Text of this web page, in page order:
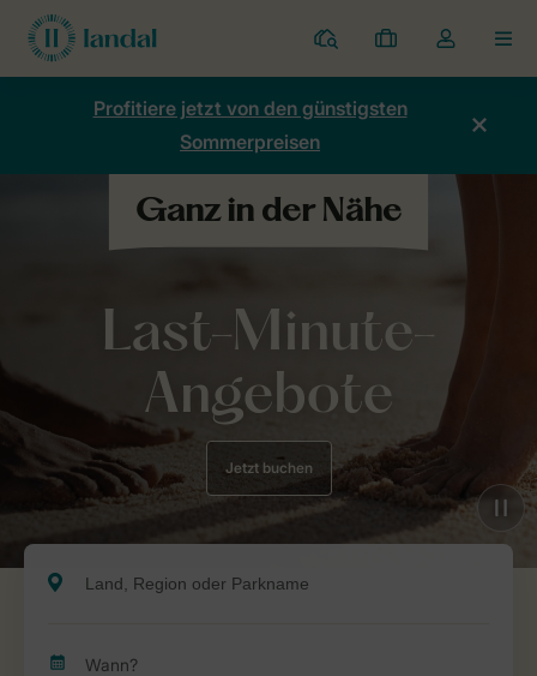
Ferienparks
Meine
Buchungen
Dropdown-
Menü
Kontos
Profitiere jetzt von den günstigsten
Sommerpreisen
Last-Minute-
Angebote
Jetzt buchen